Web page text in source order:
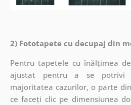
2) Fototapete cu decupaj din
Pentru tapetele cu înălțimea
ajustat pentru a se potrivi
majoritatea cazurilor, o parte
ce faceți clic pe dimensiunea